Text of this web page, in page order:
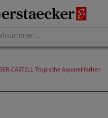
CASTELL Tropische Aquarellfarben